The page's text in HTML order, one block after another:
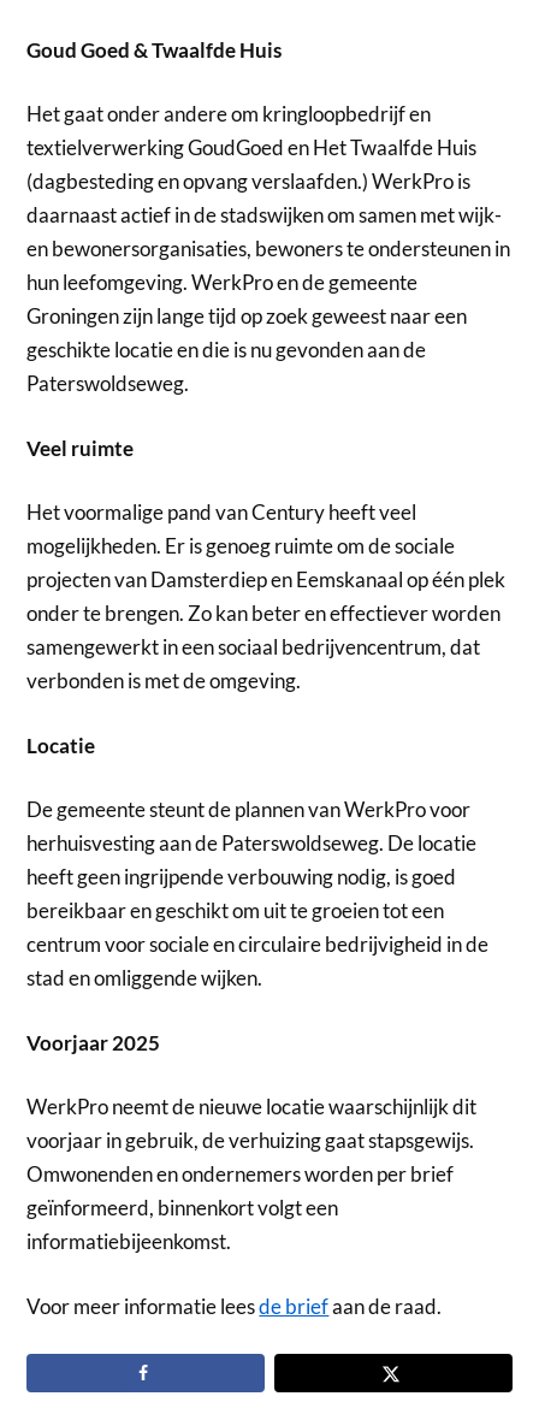
Goud Goed & Twaalfde Huis
Het gaat onder andere om kringloopbedrijf en
textielverwerking GoudGoed en Het Twaalfde Huis
(dagbesteding en opvang verslaafden.) WerkPro is
daarnaast actief in de stadswijken om samen met wijk-
en bewonersorganisaties, bewoners te ondersteunen in
hun leefomgeving. WerkPro en de gemeente
Groningen zijn lange tijd op zoek geweest naar een
geschikte locatie en die is nu gevonden aan de
Paterswoldseweg.
Veel ruimte
Het voormalige pand van Century heeft veel
mogelijkheden. Er is genoeg ruimte om de sociale
projecten van Damsterdiep en Eemskanaal op één plek
onder te brengen. Zo kan beter en effectiever worden
samengewerkt in een sociaal bedrijvencentrum, dat
verbonden is met de omgeving.
Locatie
De gemeente steunt de plannen van WerkPro voor
herhuisvesting aan de Paterswoldseweg. De locatie
heeft geen ingrijpende verbouwing nodig, is goed
bereikbaar en geschikt om uit te groeien tot een
centrum voor sociale en circulaire bedrijvigheid in de
stad en omliggende wijken.
Voorjaar 2025
WerkPro neemt de nieuwe locatie waarschijnlijk dit
voorjaar in gebruik, de verhuizing gaat stapsgewijs.
Omwonenden en ondernemers worden per brief
geïnformeerd, binnenkort volgt een
informatiebijeenkomst.
Voor meer informatie leesde briefaan de raad.